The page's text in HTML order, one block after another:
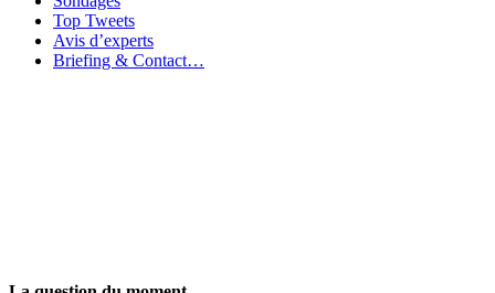
Top Tweets
Avis d’experts
Briefing & Contact…